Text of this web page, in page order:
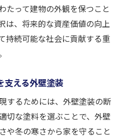
たって建物の外観を保つこと
は、将来的な資産価値の向上
持続可能な社会に貢献する重
支える外壁塗装
するためには、外壁塗装の断
切な塗料を選ぶことで、外壁
や冬の寒さから家を守ること